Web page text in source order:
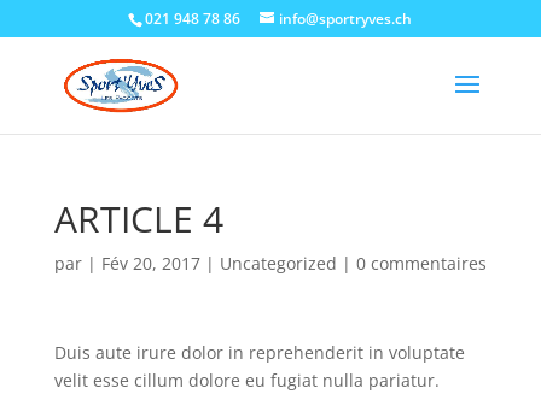
021 948 78 86 info@sportryves.ch
ARTICLE 4
par | Fév 20, 2017| Uncategorized | 0 commentaires
Duis aute irure dolor in reprehenderit in voluptate
velit esse cillum dolore eu fugiat nulla pariatur.